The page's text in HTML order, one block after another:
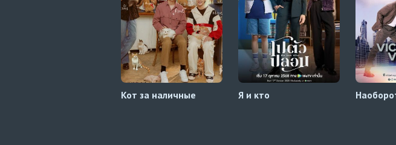
Кот за наличные Я и кто